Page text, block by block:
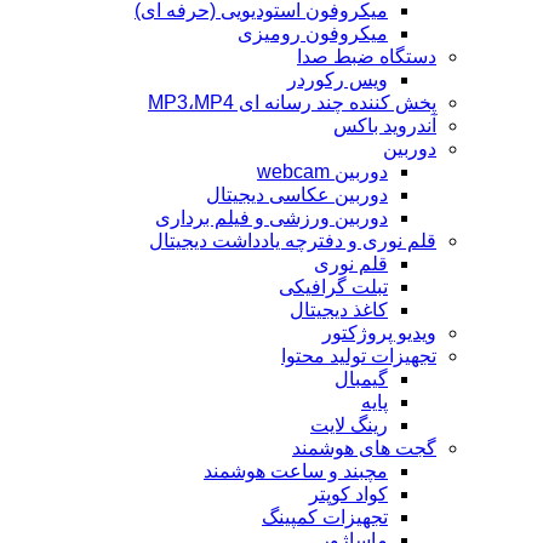
میکروفون استودیویی (حرفه ای)
میکروفون رومیزی
دستگاه ضبط صدا
ویس رکوردر
پخش کننده چند رسانه ای MP3،MP4
آندروید باکس
دوربین
دوربین webcam
دوربین عکاسی دیجیتال
دوربین‌ ورزشی و فیلم برداری
قلم نوری و دفترچه یادداشت دیجیتال
قلم نوری
تبلت گرافیکی
کاغذ دیجیتال
ویدیو پروژکتور
تجهیزات تولید محتوا
گیمبال
پایه
رینگ لایت
گجت های هوشمند
مچبند و ساعت هوشمند
کواد کوپتر
تجهیزات کمپینگ